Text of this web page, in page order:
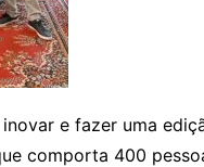
e fazer uma
comporta 400